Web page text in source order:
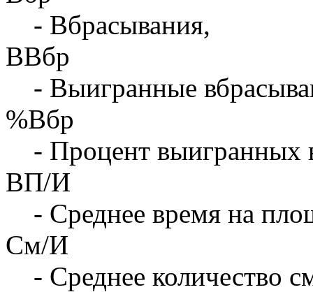
- Вбрасывания,
ВВбр
- Выигранные
%Вбр
- Процент выигранных
ВП/И
- Среднее время на
См/И
- Среднее количество